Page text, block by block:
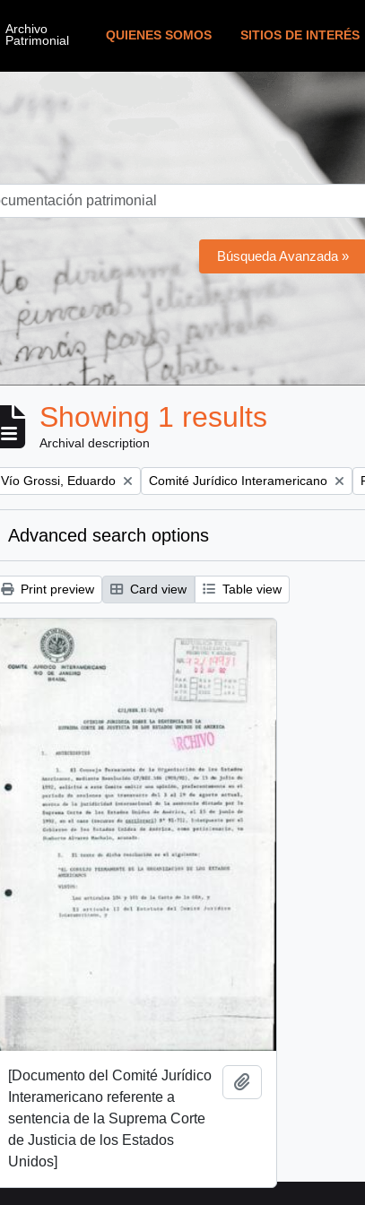
QUIENES SOMOS SITIOS DE INTERÉS
Búsqueda Avanzada »
Showing 1 results
Archival description
Remove filter:
Vío Grossi, Eduardo Remove filter:
Comité Jurídico Interamericano
Advanced search options
Print preview Card view Table view
[Documento del Comité Jurídico
Interamericano referente a
sentencia de la Suprema Corte
de Justicia de los Estados
Unidos]